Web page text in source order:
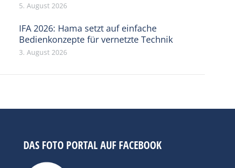
5. August 2026
IFA 2026: Hama setzt auf einfache
Bedienkonzepte für vernetzte Technik
3. August 2026
DAS FOTO PORTAL AUF FACEBOOK